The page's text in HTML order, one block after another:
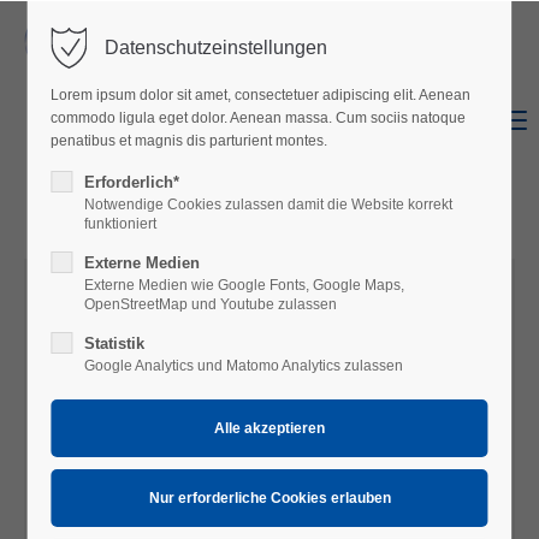
Login
Benutzername
Passwort
Anmelden
Register|Lost your password?
Support
Lorem ipsum dolor sit amet:
Menu
Shop Facebook
Datenschutzeinstellungen
Lorem ipsum dolor sit amet, consectetuer adipiscing elit. Aenean
commodo ligula eget dolor. Aenean massa. Cum sociis natoque
penatibus et magnis dis parturient montes.
Erforderlich*
Notwendige Cookies zulassen damit die Website korrekt
funktioniert
Externe Medien
Externe Medien wie Google Fonts, Google Maps,
OpenStreetMap und Youtube zulassen
Statistik
Google Analytics und Matomo Analytics zulassen